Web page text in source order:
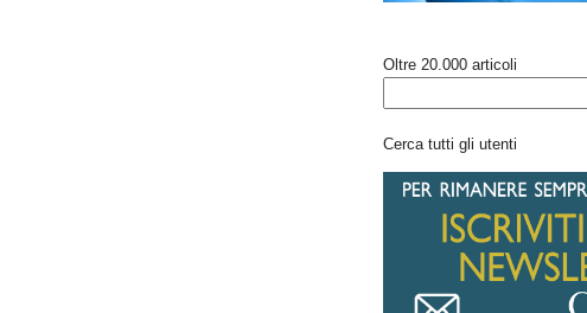
Oltre 20.000 articoli
Cerca tutti gli utenti